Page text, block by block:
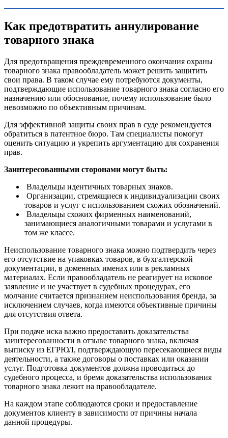
Как предотвратить аннулирование
товарного знака
Для предотвращения преждевременного окончания охраны
товарного знака правообладатель может решить защитить
свои права. В таком случае ему потребуются документы,
подтверждающие использование товарного знака согласно его
назначению или обоснование, почему использование было
невозможно по объективным причинам.
Для эффективной защиты своих прав в суде рекомендуется
обратиться в патентное бюро. Там специалисты помогут
оценить ситуацию и укрепить аргументацию для сохранения
прав.
Заинтересованными сторонами могут быть:
Владельцы идентичных товарных знаков.
Организации, стремящиеся к индивидуализации своих
товаров и услуг с использованием схожих обозначений.
Владельцы схожих фирменных наименований,
занимающиеся аналогичными товарами и услугами в
том же классе.
Неиспользование товарного знака можно подтвердить через
его отсутствие на упаковках товаров, в бухгалтерской
документации, в доменных именах или в рекламных
материалах. Если правообладатель не реагирует на исковое
заявление и не участвует в судебных процедурах, его
молчание считается признанием неиспользования бренда, за
исключением случаев, когда имеются объективные причины
для отсутствия ответа.
При подаче иска важно предоставить доказательства
заинтересованности в отзыве товарного знака, включая
выписку из ЕГРЮЛ, подтверждающую пересекающиеся виды
деятельности, а также договоры о поставках или оказании
услуг. Подготовка документов должна проводиться до
судебного процесса, и бремя доказательства использования
товарного знака лежит на правообладателе.
На каждом этапе соблюдаются сроки и предоставление
документов клиенту в зависимости от причины начала
данной процедуры.